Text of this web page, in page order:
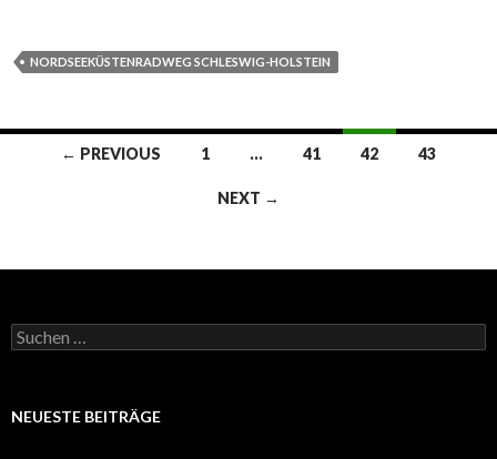
NORDSEEKÜSTENRADWEG SCHLESWIG-HOLSTEIN
Posts← PREVIOUS 1 … 41 42 43
NEXT →
Suchen
nach:
NEUESTE BEITRÄGE